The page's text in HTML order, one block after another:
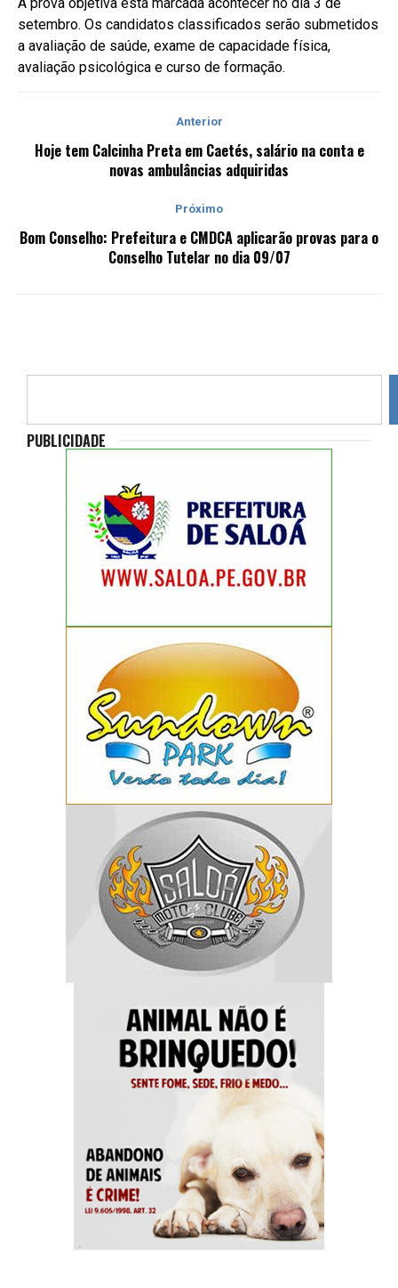
setembro. Os candidatos classificados serão submetidos
a avaliação de saúde, exame de capacidade física,
avaliação psicológica e curso de formação.
Anterior
Hoje tem Calcinha Preta em Caetés, salário na conta e
novas ambulâncias adquiridas
Próximo
Bom Conselho: Prefeitura e CMDCA aplicarão provas para o
Conselho Tutelar no dia 09/07
PUBLICIDADE